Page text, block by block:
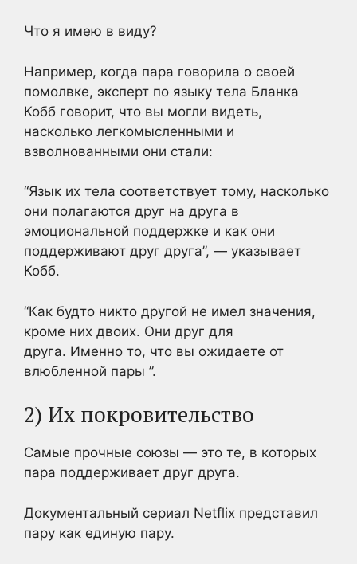
Что я имею в виду?
Например, когда пара говорила о своей
помолвке, эксперт по языку тела Бланка
Кобб говорит, что вы могли видеть,
насколько легкомысленными и
взволнованными они стали:
“Язык их тела соответствует тому, насколько
они полагаются друг на друга в
эмоциональной поддержке и как они
поддерживают друг друга”, — указывает
Кобб.
“Как будто никто другой не имел значения,
кроме них двоих. Они друг для
друга. Именно то, что вы ожидаете от
влюбленной пары ”.
2) Их покровительство
Самые прочные союзы — это те, в которых
пара поддерживает друг друга.
Документальный сериал Netflix представил
пару как единую пару.